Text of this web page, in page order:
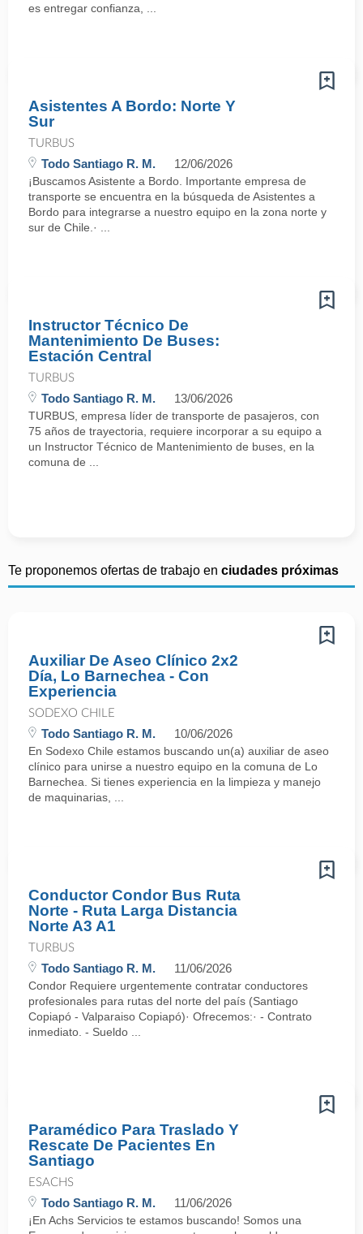
es entregar confianza, ...
Asistentes A Bordo: Norte Y
Sur
TURBUS
Todo Santiago R. M. 12/06/2026
¡Buscamos Asistente a Bordo. Importante empresa de
transporte se encuentra en la búsqueda de Asistentes a
Bordo para integrarse a nuestro equipo en la zona norte y
sur de Chile.· ...
Instructor Técnico De
Mantenimiento De Buses:
Estación Central
TURBUS
Todo Santiago R. M. 13/06/2026
TURBUS, empresa líder de transporte de pasajeros, con
75 años de trayectoria, requiere incorporar a su equipo a
un Instructor Técnico de Mantenimiento de buses, en la
comuna de ...
Te proponemos ofertas de trabajo en ciudades próximas
Auxiliar De Aseo Clínico 2x2
Día, Lo Barnechea - Con
Experiencia
SODEXO CHILE
Todo Santiago R. M. 10/06/2026
En Sodexo Chile estamos buscando un(a) auxiliar de aseo
clínico para unirse a nuestro equipo en la comuna de Lo
Barnechea. Si tienes experiencia en la limpieza y manejo
de maquinarias, ...
Conductor Condor Bus Ruta
Norte - Ruta Larga Distancia
Norte A3 A1
TURBUS
Todo Santiago R. M. 11/06/2026
Condor Requiere urgentemente contratar conductores
profesionales para rutas del norte del país (Santiago
Copiapó - Valparaiso Copiapó)· Ofrecemos:· - Contrato
inmediato. - Sueldo ...
Paramédico Para Traslado Y
Rescate De Pacientes En
Santiago
ESACHS
Todo Santiago R. M. 11/06/2026
¡En Achs Servicios te estamos buscando! Somos una